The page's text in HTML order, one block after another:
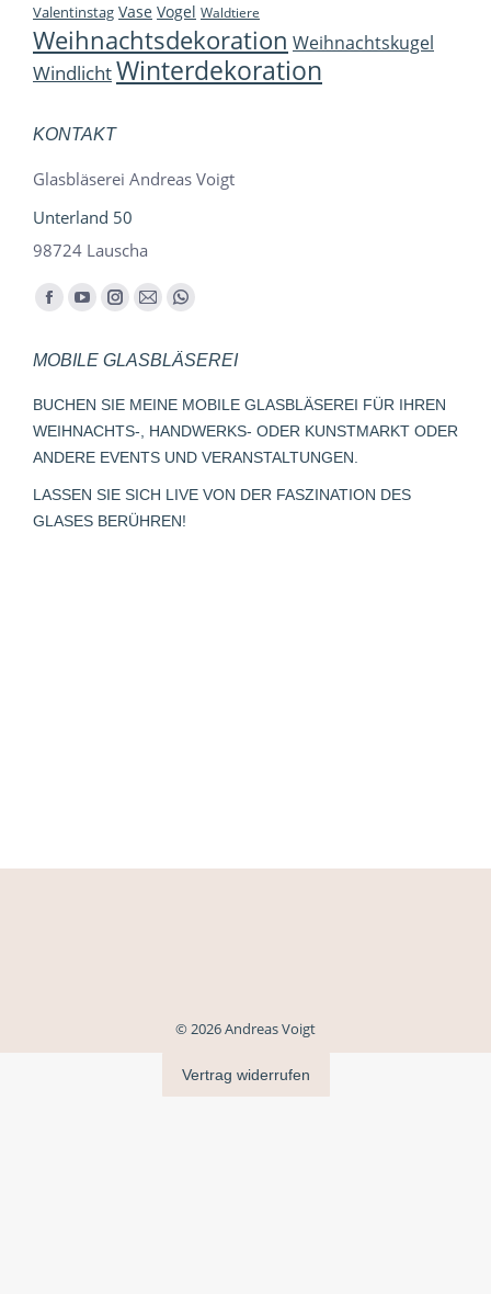
Valentinstag Vase Vogel Waldtiere
Weihnachtsdekoration Weihnachtskugel
WindlichtWinterdekoration
KONTAKT
Glasbläserei Andreas Voigt
Unterland 50
98724 Lauscha
Finden Sie uns auf:
Facebook
opens
in
new
window
YouTube
opens
in
new
window
Instagram
opens
in
new
window
E-
page
opens
in
new
Whatsapp
opens
in
new
window
MOBILE GLASBLÄSEREI
BUCHEN SIE MEINE MOBILE GLASBLÄSEREI FÜR IHREN
WEIHNACHTS-, HANDWERKS- ODER KUNSTMARKT ODER
ANDERE EVENTS UND VERANSTALTUNGEN.
LASSEN SIE SICH LIVE VON DER FASZINATION DES
GLASES BERÜHREN!
© 2026 Andreas Voigt
Vertrag widerrufen